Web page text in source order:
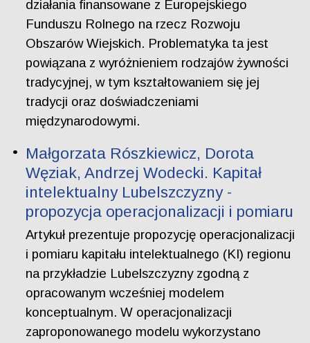
działania finansowane z Europejskiego
Funduszu Rolnego na rzecz Rozwoju
Obszarów Wiejskich. Problematyka ta jest
powiązana z wyróżnieniem rodzajów żywności
tradycyjnej, w tym kształtowaniem się jej
tradycji oraz doświadczeniami
międzynarodowymi.
Małgorzata Rószkiewicz, Dorota
Węziak, Andrzej Wodecki. Kapitał
intelektualny Lubelszczyzny -
propozycja operacjonalizacji i pomiaru
Artykuł prezentuje propozycję operacjonalizacji
i pomiaru kapitału intelektualnego (KI) regionu
na przykładzie Lubelszczyzny zgodną z
opracowanym wcześniej modelem
konceptualnym. W operacjonalizacji
zaproponowanego modelu wykorzystano